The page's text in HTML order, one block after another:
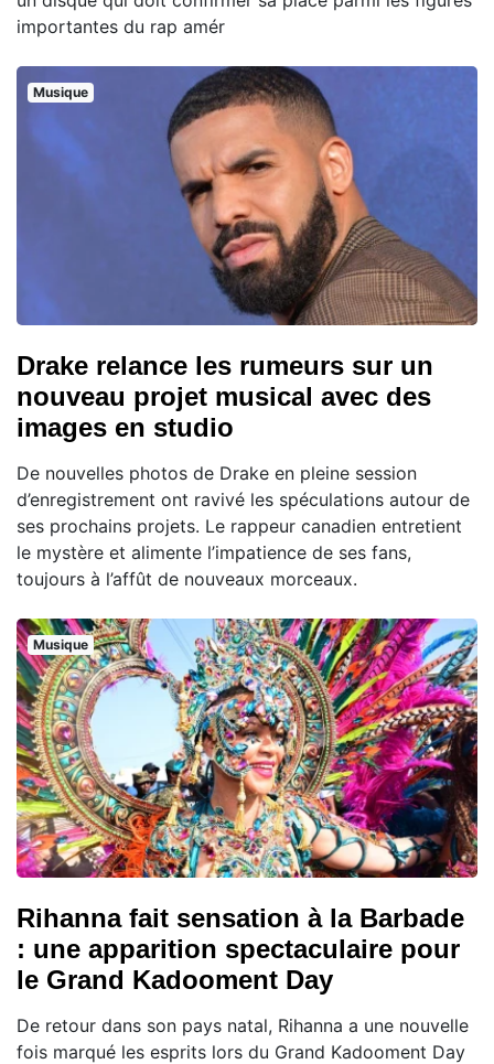
importantes du rap amér
Musique
Drake relance les rumeurs sur un
nouveau projet musical avec des
images en studio
De nouvelles photos de Drake en pleine session
d’enregistrement ont ravivé les spéculations autour de
ses prochains projets. Le rappeur canadien entretient
le mystère et alimente l’impatience de ses fans,
toujours à l’affût de nouveaux morceaux.
Musique
Rihanna fait sensation à la Barbade
: une apparition spectaculaire pour
le Grand Kadooment Day
De retour dans son pays natal, Rihanna a une nouvelle
fois marqué les esprits lors du Grand Kadooment Day